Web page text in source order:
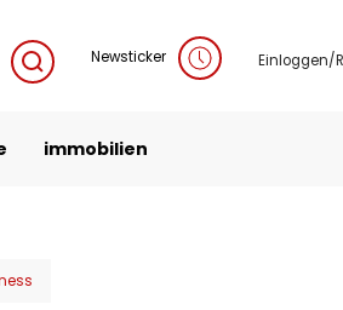
Newsticker Einloggen/
immobilien